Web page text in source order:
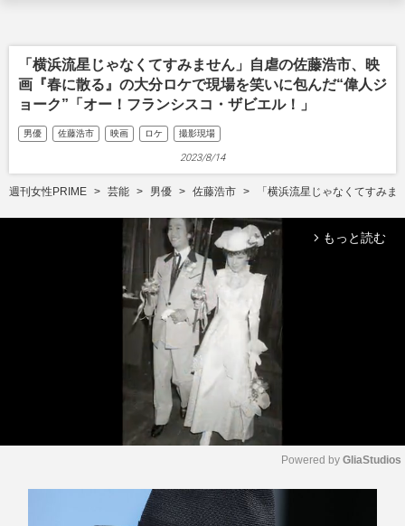
「横浜流星じゃなくてすみません」自虐の佐藤浩市、映
画『春に散る』の大分ロケで現場を笑いに包んだ“偉人ジ
ョーク”「オー！フランシスコ・ザビエル！」
男優 佐藤浩市 映画 ロケ 撮影現場
2023/8/14
週刊女性PRIME 芸能 男優 佐藤浩市 「横浜流星じゃなくてすみ
arrow_forward_ios もっと読む
Powered by GliaStudios